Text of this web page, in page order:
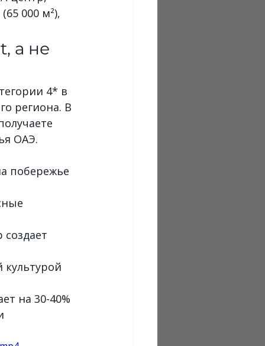
000 м²),
а не
4* в
региона. В
ОАЭ.
побережье
на 30-40%